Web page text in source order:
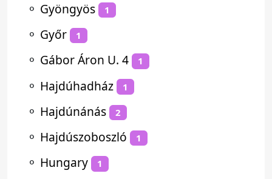
⚬ Gyöngyös 1
⚬ Győr 1
⚬ Gábor Áron U. 4 1
⚬ Hajdúhadház 1
⚬ Hajdúnánás 2
⚬ Hajdúszoboszló 1
⚬ Hungary 1